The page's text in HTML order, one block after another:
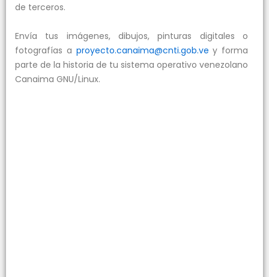
de terceros.
Envía tus imágenes, dibujos, pinturas digitales o
fotografías a proyecto.canaima@cnti.gob.ve y forma
parte de la historia de tu sistema operativo venezolano
Canaima GNU/Linux.